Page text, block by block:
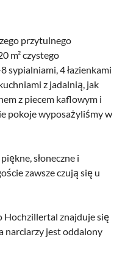
przytulnego
m² czystego
sypialniami, 4 łazienkami
z jadalnią, jak
z piecem kaflowym i
pokoje wyposażyliśmy w
słoneczne i
zawsze czują się u
Hochzillertal znajduje się
narciarzy jest oddalony